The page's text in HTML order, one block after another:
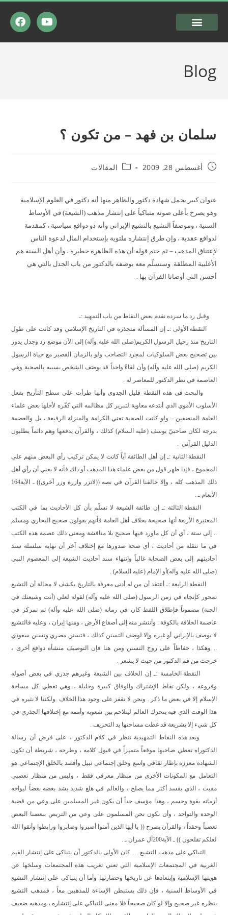
Blog
سلمان بن فهد – من تكون ؟
أغسطس 28, 2009 المقالات
عنوان كبير يحمل شهادة دكتور والظاهر منها أنه دكتور في العلوم الإسلامية
وهو يصرخ بأعلى صوته متباكياً على إنتشار مذهب (الشيعة) في الأوساط
السنية ، وموصفاً التشيع بالتشيع الإيراني وأنه ذو دوافع سياسية ، كمقدمة
لدوافع عقدية ، وإن طرق إنتشاره ملتوية بإستخدام المال لدعوة الناس
لإعتناق المذهب – ثم ختم قوله أن هذه الظاهرة خطيرة ، وأن أهل السنة هم
الأغلبية المطلقة. وسنسلّم معه بوصفه بالدكتور من باب الجدل بالتي هي
أحسن التي أوصانا القرآن بها .
وقبل رد ما سرده نقدم بعض النقاط من باب التمهيد :ـ
النقطة الأولى :ـ إن المسألة متجذرة في التاريخ الإسلامي وقد كانت على طول
التاريخ منذ رحيل الرسول الكريم(صلى الله عليه وآله) إلى الآن موضع رد وجدل يدور
بين تصحيح بعض السلوكيات لمجرد التصاحب ولو بالزمان القصير مع حياة الرسول
الكريم (صلى الله عليه وآله) وأن لقاءً واحداً قد يوصَف الشخص بسببه بالصحبة وهي
العاصمة في نظر الدكتور للمعاصر له .
والبحث في هذه النقطة قليل الجدوى وأنها طرأت على سطح التأريخ بفعل
الأسلوب الأموي الذي أبتدعه معاوية لتبرير كل مظالمه التي كفّره لأجلها بعض علماء
العامة المنصفين – ولو كانت الصحبة تعني الكرامة والمنزلة الرفيعة ، بل والعصمة
بدرجة لكان صاحبيّ يوسف (عليه السلام) كذلك ، والقرآن يدفعها وهم دائماً يطلبون
الدليل القرآني .
النقطة الثانية :ـ إن أهل الطائفة أياً كانت لا يمكن تركيب رأي البعض منهم على
المجموع ، فإذا ظهر قول من بعض علماء هذا المذهب أو ذاك فأنه لا يعني أن رأي أهل
ذلك المذهب كله ، وإلا خالفنا القرآن في نصه ((لاتزر وازرة وزر أخرى)) ـ الآية164
الأنعام ـ .
النقطة الثالثة :ـ إن طائفة الشيعة لا تسلّم بأن كل الأحاديث بما في الكتب
المعتبرة الأربعة أنها صحيحة بخلاف أهل العامة فأنهم يقولون صحيح البخاري ومسلم
.. إلى ستة ، أي أن كل ماورد فيها صحيح بلا مناقشة ومعنى ذلك عصمة هذه الكتب
في ما تنقله من أحاديث ، أي صحة صدورها مع إختلاف آخر أن نهاية سلسلة سند
أحاديثهم إلى بعض الصحابة غالباً وإنتهاء سند أحاديث الشيعة إلى المعصوم النبي
(صلى الله عليه وآله)أو الإمام (عليه السلام) .
النقطة الرابعة :ـ أعتقد أن من له أدنى معرفة بالتاريخ يكشف لا محالة أن التشيع
تمحور كإتجاه في زمن الرسول (صلى الله عليه وآله) لقوله لعلي (أنت وشيعتك في
الجنة) مضموناً فإطلاق اللفظ كان في زمانه (صلى الله عليه وآله) ثم تمركز في
عاصمة الخلافة بالكوفة . وأنتشر منه إلى أصقاع الأرض ، ومنها إيران ، وعليه فالتشيع
لا يوصف بالإيراني أو غيره وإلا لوصف التسنن كذلك ، فتسنن مصري وتسنن سعودي
.. وهكذا ، حفاظاً على روح التسنن ومن هنا فإن التوصيف منشأه دوافع أخرى ،
خرجت من فم الدكتور من حيث لا يشعر .
النقطة الخامسة :ـ إن الخلاف بين الشيعة وغيرهم جذري في بعض أصوله
وفروعه ، ولكن نقاط الإشتراك والوفاق كبيرة وجليلة ، وهي تغطي كل مساحة
الإسلام إلا في بعض ما ذكر . ونحن لا نقفز على وجود هذا الخلاف ولكننا لا نثيره في
هذا الوقت الذي فيه يتحرك العالم ليتلاحم بين شعوبه وأممه مع إختلافها الجذري في
كل شيء إلا بشريعة قد غطت مساحتها يد التحريف .
وبعد هذه النقاط التمهيدية ننظر في كلام الدكتور ، على فرض أن رسالة
الدكتوراه تعطي صاحبها موقعاً متميزاً في قبول كلامه ، وطرحه ، شريطة أن تكون
الشهادة معززة بإطار ثقافي واسع وخلق إجتماعي نبيل وأقصد بالخلق الإجتماعي هو
التعامل مع المكونات الأخرى من منظار معرفي فقط ، وليس من منظار تعصبي
مقيت ، الذي يفسد أكثر مما يصلح ، والعالم في هلع شديد يشد بعضه بعضاً ليواجه
أزماته بقوة وحسم ، وهذا مؤسف جداً أن يكون غير المسلمين على وعي من قضية
الوحدة والتواحد ، وأن نكون نحن المسلمون على وعي من التربص ببعضنا البعض
تعصباً وحقداً ، والقرآن يصرح (( يا أيها الذين آمنوا أصبروا وصابروا ورابطوا وأتقوا الله
لعلكم تفلحون )) ـ الآية200آل عمران ـ .
التباكي على مذهب التشيع … كان الأولى بالدكتور أن يتباكى على إنتشار القيم
الغربية في المجتمعات الإسلامية التي تعني تغريب هذه المجتمعات وسلخها عن
هويتها الإسلامية وإبتعادها عن تاريخها وحضارتها وأما أن يتباكى على إنتشار التشيع
في الأوساط السنية ، فإن ذلك يستبطن الإساءة للمذهبين معاً ، فمذهب التشيع
بنظره غير صحيح وإلا لو كان صحيحاً فلا معنى للتباكي على إنتشاره ، ومذهبه ضعيف